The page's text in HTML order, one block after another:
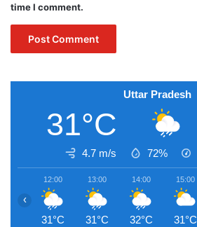
time I comment.
Uttar Pradesh
31°C
4.7 m/s 72%
12:00
31°C
13:00
31°C
14:00
32°C
15:00
31°C
‹